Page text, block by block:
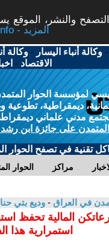
والنشر، الموقع
More info - المزيد
-وكالة أنباء اليسار -وكالة
الاقتصاد -
لمؤسسة الحوار
ديمقراطية، تطوعية
مدني علماني
على جائزة ابن رشد
تقنية في تصفح الحوار
الحوار مراكز
في العراق - وديع بتي حنا
المالية تحفظ
استمرارية هذا